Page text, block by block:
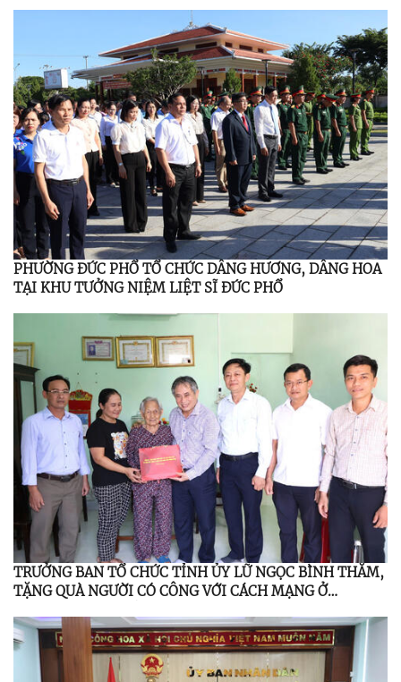
PHƯỜNG ĐỨC PHỔ TỔ CHỨC DÂNG HƯƠNG, DÂNG HOA
TẠI KHU TƯỞNG NIỆM LIỆT SĨ ĐỨC PHỔ
TRƯỞNG BAN TỔ CHỨC TỈNH ỦY LỮ NGỌC BÌNH THĂM,
TẶNG QUÀ NGƯỜI CÓ CÔNG VỚI CÁCH MẠNG Ở